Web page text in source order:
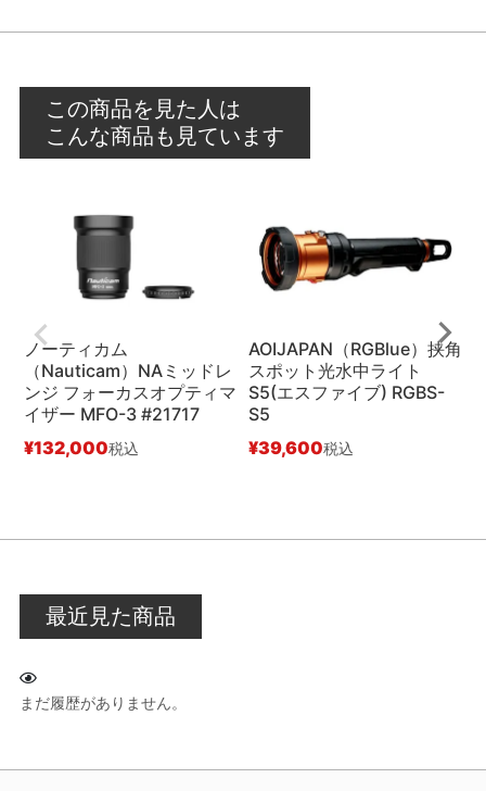
この商品を見た人は
こんな商品も見ています
ノーティカム
（Nauticam）NAミッドレ
ンジ フォーカスオプティマ
イザー MFO-3 #21717
¥132,000税込
AOIJAPAN（RGBlue）挟角
スポット光水中ライト
S5(エスファイブ) RGBS-
S5
¥39,600税込
最近見た商品
まだ履歴がありません。